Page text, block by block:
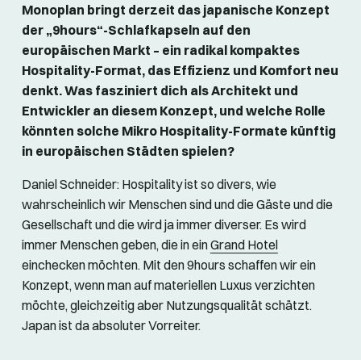
Monoplan bringt derzeit das japanische Konzept
der „9hours“-Schlafkapseln auf den
europäischen Markt – ein radikal kompaktes
Hospitality-Format, das Effizienz und Komfort neu
denkt. Was fasziniert dich als Architekt und
Entwickler an diesem Konzept, und welche Rolle
könnten solche Mikro Hospitality-Formate künftig
in europäischen Städten spielen?
Daniel Schneider: Hospitality ist so divers, wie
wahrscheinlich wir Menschen sind und die Gäste und die
Gesellschaft und die wird ja immer diverser. Es wird
immer Menschen geben, die in einGrand Hotel
einchecken möchten. Mit den 9hours schaffen wir ein
Konzept, wenn man auf materiellen Luxus verzichten
möchte, gleichzeitig aber Nutzungsqualität schätzt.
Japan ist da absoluter Vorreiter.